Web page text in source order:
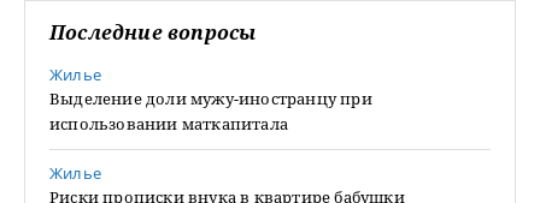
Последние вопросы
Жилье
Выделение доли мужу-иностранцу при
использовании маткапитала
Жилье
Риски прописки внука в квартире бабушки